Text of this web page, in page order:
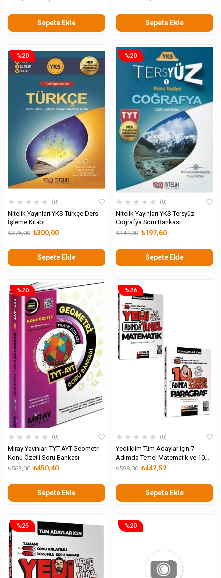
Sepete Ekle Sepete Ekle
★ ★ ★ ★ ★ 0
Nitelik Yayınları YKS Türkçe Ders
İşleme Kitabı
₺300,00
₺375,00
Sepete Ekle
%20
★ ★ ★ ★ ★ 0
Nitelik Yayınları YKS Tersyüz
Coğrafya Soru Bankası
₺197,60
₺247,00
Sepete Ekle
%20
★ ★ ★ ★ ★ 0
Miray Yayınları TYT AYT Geometri
Konu Özetli Soru Bankası
₺450,40
₺563,00
Sepete Ekle
%20
★ ★ ★ ★ ★ 0
Yediiklim Tüm Adaylar için 7
Adımda Temel Matematik ve 10
Adımda Paragraf Konu Anlatımlı
₺442,52
₺598,00
Sepete Ekle
%26
%25 %20